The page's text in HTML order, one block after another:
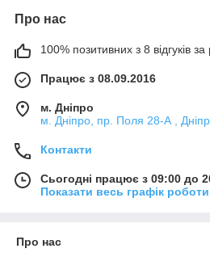
Про нас
100% позитивних з 8 відгуків за
Працює з 08.09.2016
м. Дніпро
м. Дніпро, пр. Поля 28-А ,
Контакти
Сьогодні працює з 09:00 до
Показати весь графік роботи
Про нас